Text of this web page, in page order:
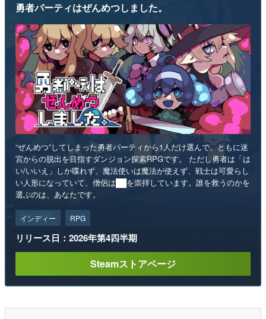
勇者パーティはぜんめつしました。
“ぜんめつ”してしまった勇者パーティから1人だけ選んで、ともに迷
宮からの脱出を目指すダンジョン探索RPGです。 ただし勇者は「は
い/いいえ」しか喋れず、魔法使いは魔法が使えず、戦士は可愛らし
い人形になっていて、僧侶は██を崇拝しています。誰を救うのかを
選ぶのは、あなたです。
インディー RPG
リリース日：2026年第4四半期
Steamストアページ